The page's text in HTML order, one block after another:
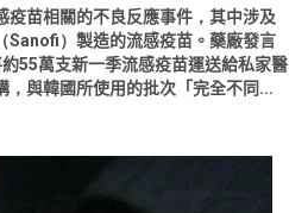
疫苗相關的不良反應事件，其中涉及
Sanofi）製造的流感疫苗。藥廠發言
55萬支新一季流感疫苗運送給私家醫
，與韓國所使用的批次「完全不同...